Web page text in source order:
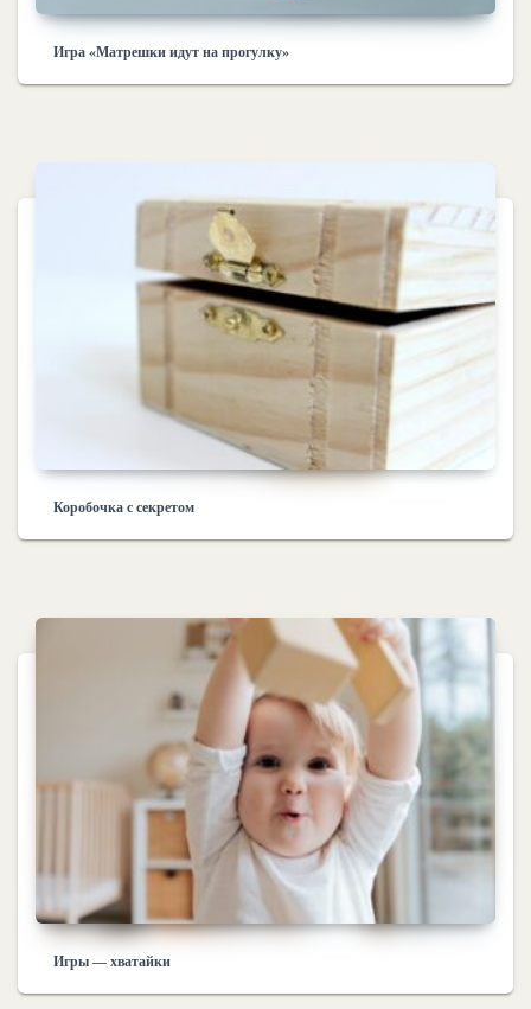
Игра «Матрешки идут на прогулку»
Коробочка с секретом
Игры — хватайки